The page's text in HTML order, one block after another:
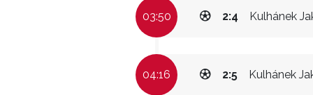
03:50 Kulhánek
2:4
04:16 Kulhánek
2:5